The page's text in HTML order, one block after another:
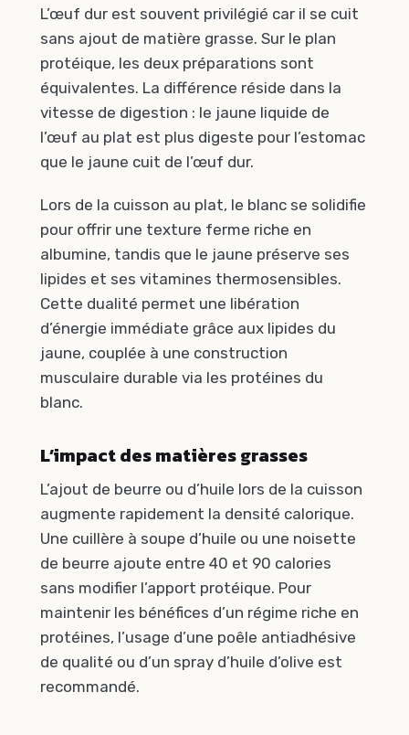
L’œuf dur est souvent privilégié car il se cuit
sans ajout de matière grasse. Sur le plan
protéique, les deux préparations sont
équivalentes. La différence réside dans la
vitesse de digestion : le jaune liquide de
l’œuf au plat est plus digeste pour l’estomac
que le jaune cuit de l’œuf dur.
Lors de la cuisson au plat, le blanc se solidifie
pour offrir une texture ferme riche en
albumine, tandis que le jaune préserve ses
lipides et ses vitamines thermosensibles.
Cette dualité permet une libération
d’énergie immédiate grâce aux lipides du
jaune, couplée à une construction
musculaire durable via les protéines du
blanc.
L’impact des matières grasses
L’ajout de beurre ou d’huile lors de la cuisson
augmente rapidement la densité calorique.
Une cuillère à soupe d’huile ou une noisette
de beurre ajoute entre 40 et 90 calories
sans modifier l’apport protéique. Pour
maintenir les bénéfices d’un régime riche en
protéines, l’usage d’une poêle antiadhésive
de qualité ou d’un spray d’huile d’olive est
recommandé.